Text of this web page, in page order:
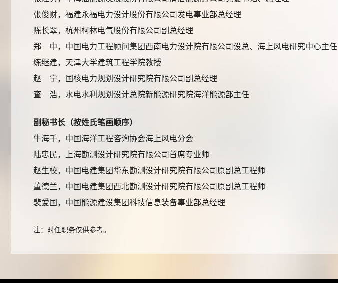
张俊财，福建永福电力设计股份有限公司发电事业部总经理
陈长翠，杭州柯林电气股份有限公司副总经理
郑 中，中国电力工程顾问集团西南电力设计院有限公司设总、海上风电研究中心主任
练继建，天津大学建筑工程学院教授
赵 宁，国核电力规划设计研究院有限公司副总经理
查 浩，水电水利规划设计总院新能源研究院海洋能源部主任
副秘书长（按姓氏笔画顺序）
牛海千，中国海洋工程咨询协会海上风电分会
陆忠民，上海勘测设计研究院有限公司首席专业师
赵生校，中国电建集团华东勘测设计研究院有限公司原副总工程师
董德兰，中国电建集团西北勘测设计研究院有限公司原副总工程师
裴爱国，中国能源建设集团科技信息装备事业部总经理
注：时任职务仅供参考。